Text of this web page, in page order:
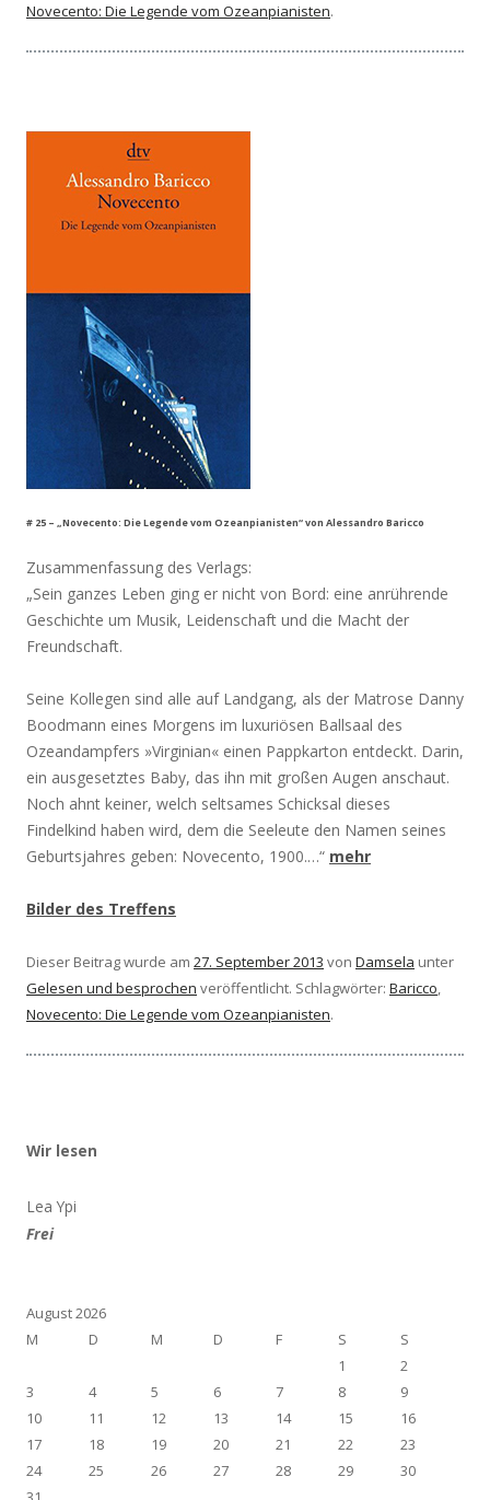
Novecento: Die Legende vom Ozeanpianisten.
# 25 – „Novecento: Die Legende vom Ozeanpianisten“ von Alessandro Baricco
Zusammenfassung des Verlags:
„Sein ganzes Leben ging er nicht von Bord: eine anrührende
Geschichte um Musik, Leidenschaft und die Macht der
Freundschaft.
Seine Kollegen sind alle auf Landgang, als der Matrose Danny
Boodmann eines Morgens im luxuriösen Ballsaal des
Ozeandampfers »Virginian« einen Pappkarton entdeckt. Darin,
ein ausgesetztes Baby, das ihn mit großen Augen anschaut.
Noch ahnt keiner, welch seltsames Schicksal dieses
Findelkind haben wird, dem die Seeleute den Namen seines
Geburtsjahres geben: Novecento, 1900.…“ mehr
Bilder des Treffens
Dieser Beitrag wurde am 27. September 2013 von Damsela unter
Gelesen und besprochen veröffentlicht. Schlagwörter: Baricco,
Novecento: Die Legende vom Ozeanpianisten.
Wir lesen
Lea Ypi
Frei
August 2026
M
D M D F S
S
1
2
3
4 5 6 7 8
9
10
11 12 13 14 15
16
17
18 19 20 21 22
23
24
25 26 27 28 29
30